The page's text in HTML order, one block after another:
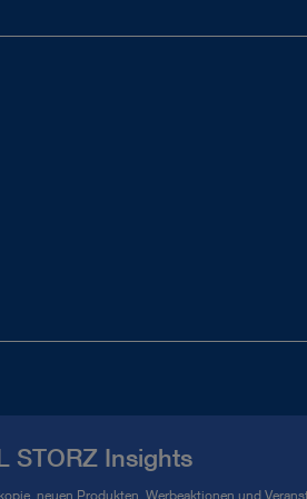
STORZ Insights
neuen Produkten, Werbeaktionen und